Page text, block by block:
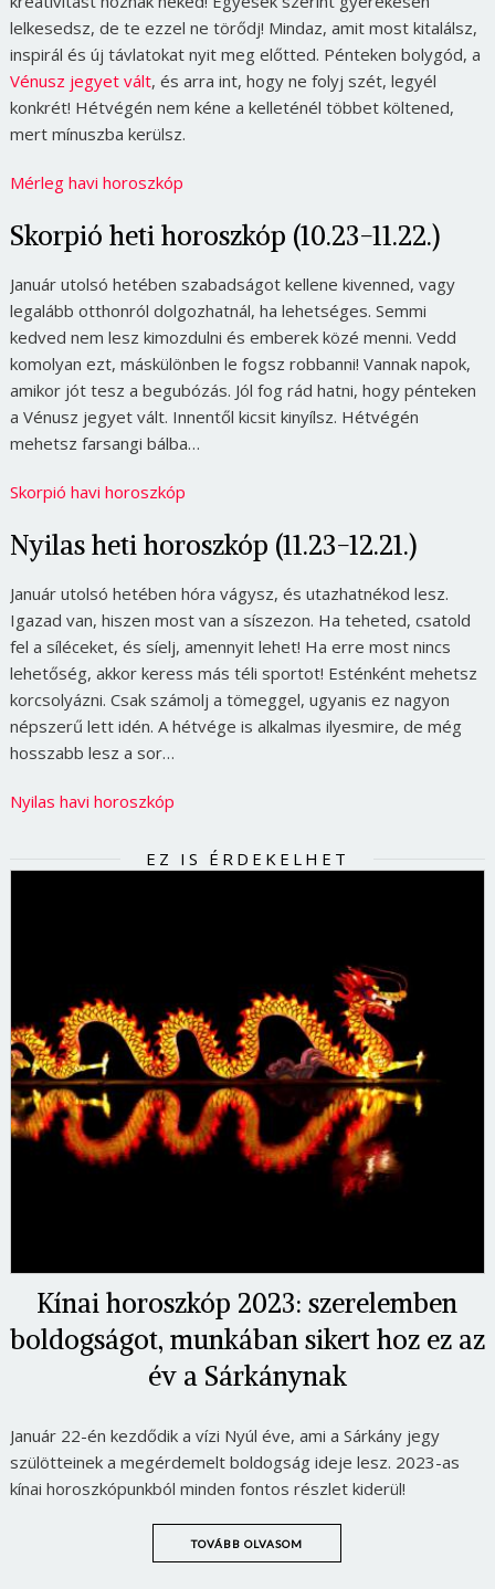
lelkesedsz, de te ezzel ne törődj! Mindaz, amit most kitalálsz,
inspirál és új távlatokat nyit meg előtted. Pénteken bolygód, a
Vénusz jegyet vált, és arra int, hogy ne folyj szét, legyél
konkrét! Hétvégén nem kéne a kelleténél többet költened,
mert mínuszba kerülsz.
Mérleg havi horoszkóp
Skorpió heti horoszkóp (10.23-11.22.)
Január utolsó hetében szabadságot kellene kivenned, vagy
legalább otthonról dolgozhatnál, ha lehetséges. Semmi
kedved nem lesz kimozdulni és emberek közé menni. Vedd
komolyan ezt, máskülönben le fogsz robbanni! Vannak napok,
amikor jót tesz a begubózás. Jól fog rád hatni, hogy pénteken
a Vénusz jegyet vált. Innentől kicsit kinyílsz. Hétvégén
mehetsz farsangi bálba…
Skorpió havi horoszkóp
Nyilas heti horoszkóp (11.23-12.21.)
Január utolsó hetében hóra vágysz, és utazhatnékod lesz.
Igazad van, hiszen most van a síszezon. Ha teheted, csatold
fel a síléceket, és síelj, amennyit lehet! Ha erre most nincs
lehetőség, akkor keress más téli sportot! Esténként mehetsz
korcsolyázni. Csak számolj a tömeggel, ugyanis ez nagyon
népszerű lett idén. A hétvége is alkalmas ilyesmire, de még
hosszabb lesz a sor…
Nyilas havi horoszkóp
EZ IS ÉRDEKELHET
Kínai horoszkóp 2023: szerelemben
boldogságot, munkában sikert hoz ez az
év a Sárkánynak
Január 22-én kezdődik a vízi Nyúl éve, ami a Sárkány jegy
szülötteinek a megérdemelt boldogság ideje lesz. 2023-as
kínai horoszkópunkból minden fontos részlet kiderül!
TOVÁBB OLVASOM